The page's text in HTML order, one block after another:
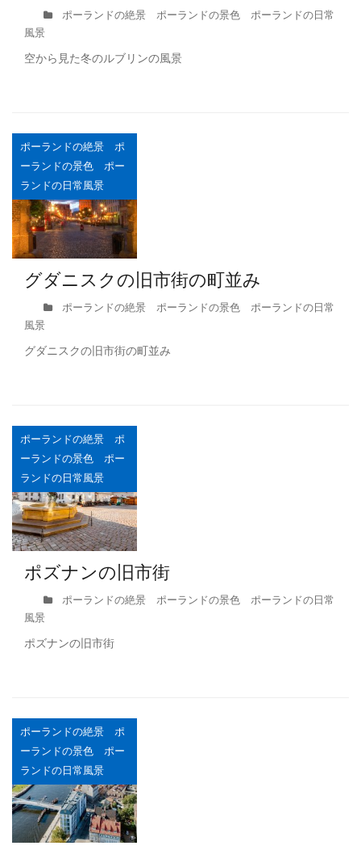
ポーランドの絶景 ポーランドの景色 ポーランドの日常
風景
空から見た冬のルブリンの風景
ポーランドの絶景 ポ
ーランドの景色 ポー
ランドの日常風景
グダニスクの旧市街の町並み
ポーランドの絶景 ポーランドの景色 ポーランドの日常
風景
グダニスクの旧市街の町並み
ポーランドの絶景 ポ
ーランドの景色 ポー
ランドの日常風景
ポズナンの旧市街
ポーランドの絶景 ポーランドの景色 ポーランドの日常
風景
ポズナンの旧市街
ポーランドの絶景 ポ
ーランドの景色 ポー
ランドの日常風景